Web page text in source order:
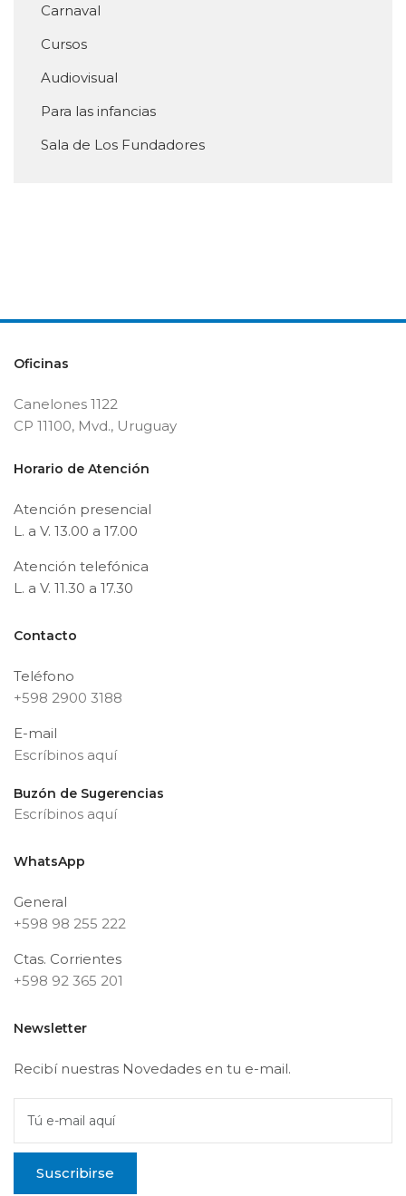
Carnaval
Cursos
Audiovisual
Para las infancias
Sala de Los Fundadores
Oficinas
Canelones 1122
CP 11100, Mvd., Uruguay
Horario de Atención
Atención presencial
L. a V. 13.00 a 17.00
Atención telefónica
L. a V. 11.30 a 17.30
Contacto
Teléfono
+598 2900 3188
E-mail
Escríbinos aquí
Buzón de Sugerencias
Escríbinos aquí
WhatsApp
General
+598 98 255 222
Ctas. Corrientes
+598 92 365 201
Newsletter
Recibí nuestras Novedades en tu e-mail.
Tú e-mail aquí
Suscribirse